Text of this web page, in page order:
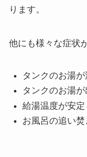
ります。
他にも様々な症状
タンクのお湯
タンクのお湯
給湯温度が安定
お風呂の追い